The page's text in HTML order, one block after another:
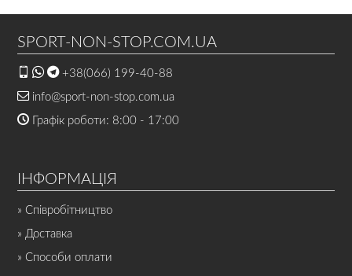
SPORT-NON-STOP.COM.UA
+38(066) 199-40-88
info@sport-non-stop.com.ua
Графік роботи: 8:00 - 17:00
ІНФОРМАЦІЯ
» Співробітництво
» Доставка
» Способи оплати